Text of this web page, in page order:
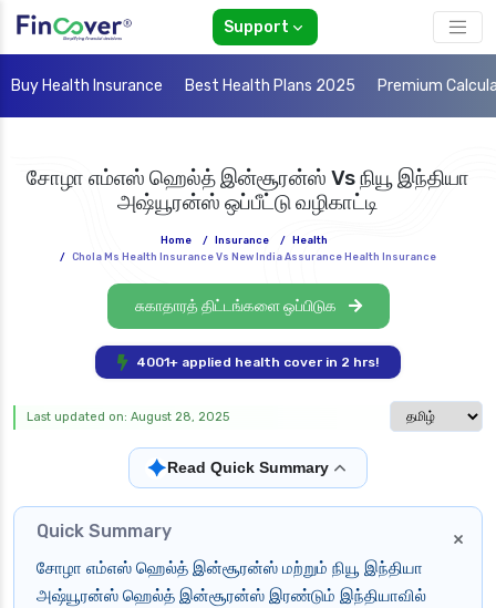
Support
Buy Health Insurance Best Health Plans 2025 Premium
சோழா எம்எஸ் ஹெல்த் இன்சூரன்ஸ் Vs நியூ இந்தியா
அஷ்யூரன்ஸ் ஒப்பீட்டு வழிகாட்டி
Home / Insurance /
Health
/ Chola Ms Health Insurance Vs New India Assurance Health Insurance
சுகாதாரத் திட்டங்களை ஒப்பிடுக
4001+ applied health cover in 2 hrs!
Select
Last updated on: August 28, 2025
✦Read Quick Summary
×
Quick Summary
சோழா எம்எஸ் ஹெல்த் இன்சூரன்ஸ் மற்றும் நியூ இந்தியா
அஷ்யூரன்ஸ் ஹெல்த் இன்சூரன்ஸ் இரண்டும் இந்தியாவில்